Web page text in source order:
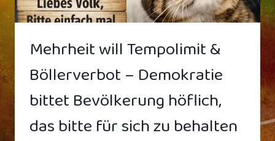
Mehrheit will Tempolimit &
Böllerverbot – Demokratie
bittet Bevölkerung höflich,
das bitte für sich zu behalten